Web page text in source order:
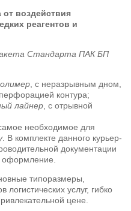
от воздействия
реагентов и
Стандарта ПАК БП
, с неразрывным дном,
контура;
лайнер , с отрывной
необходимое для
. В комплекте данного курьер-
документации
оформление.
типоразмеры,
услуг, гибко
цене.